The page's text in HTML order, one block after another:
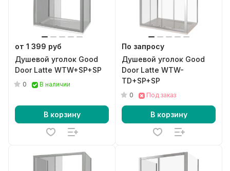
от 1 399 руб
Душевой уголок Good
Door Latte WTW+SP+SP
0 В наличии
В корзину
По запросу
Душевой уголок Good
Door Latte WTW-
TD+SP+SP
0 Под заказ
В корзину